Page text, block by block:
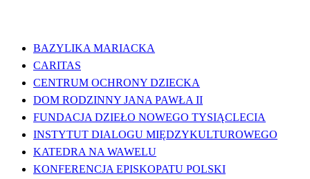
BAZYLIKA MARIACKA
CARITAS
CENTRUM OCHRONY DZIECKA
DOM RODZINNY JANA PAWŁA II
FUNDACJA DZIEŁO NOWEGO TYSIĄCLECIA
INSTYTUT DIALOGU MIĘDZYKULTUROWEGO
KATEDRA NA WAWELU
KONFERENCJA EPISKOPATU POLSKI